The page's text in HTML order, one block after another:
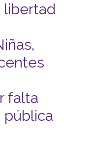
libertad
falta
pública